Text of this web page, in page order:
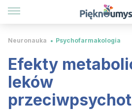
Neuronauka Psychofarmakologia
Efekty
leków